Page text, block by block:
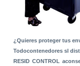
¿Quieres proteger tus
Todocontenedores sl
RESID CONTROL